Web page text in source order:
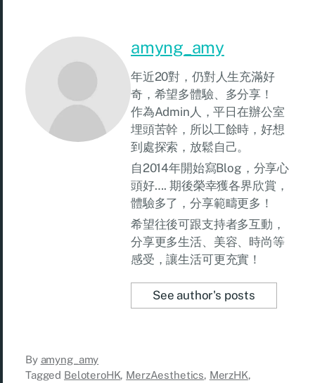
amyng_amy
年近20對，仍對人生充滿好
奇，希望多體驗、多分享！
作為Admin人，平日在辦公室
埋頭苦幹，所以工餘時，好想
到處探索，放鬆自己。
自2014年開始寫Blog，分享心
頭好…. 期後榮幸獲各界欣賞，
體驗多了，分享範疇更多！
希望往後可跟支持者多互動，
分享更多生活、美容、時尚等
感受，讓生活可更充實！
See author's posts
By amyng_amy
Tagged BeloteroHK, MerzAesthetics, MerzHK,